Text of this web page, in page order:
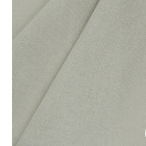
данных
и даю
данных
Согласие на
информационных